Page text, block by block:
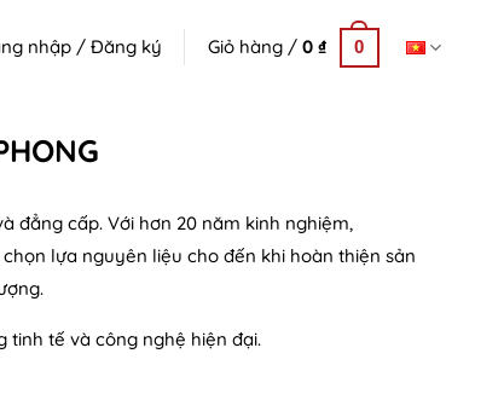
nhập / Đăng ký Giỏ hàng / 0 ₫ 0
đẳng cấp. Với hơn 20 năm kinh nghiệm,
lựa nguyên liệu cho đến khi hoàn thiện sản
tinh tế và công nghệ hiện đại.